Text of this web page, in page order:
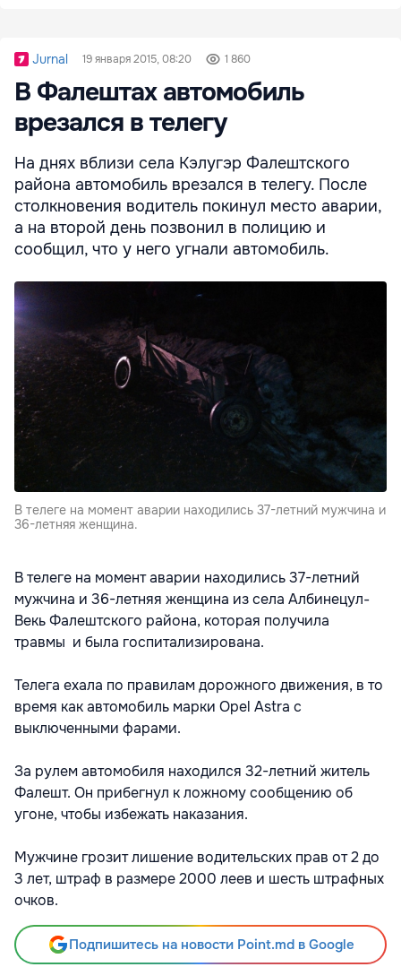
Jurnal 19 января 2015, 08:20 1 860
В Фалештах автомобиль
врезался в телегу
На днях вблизи села Кэлугэр Фалештского
района автомобиль врезался в телегу. После
столкновения водитель покинул место аварии,
а на второй день позвонил в полицию и
сообщил, что у него угнали автомобиль.
В телеге на момент аварии находились 37-летний мужчина и
36-летняя женщина.
В телеге на момент аварии находились 37-летний
мужчина и 36-летняя женщина из села Албинецул-
Векь Фалештского района, которая получила
травмы и была госпитализирована.
Телега ехала по правилам дорожного движения, в то
время как автомобиль марки Opel Astra с
выключенными фарами.
За рулем автомобиля находился 32-летний житель
Фалешт. Он прибегнул к ложному сообщению об
угоне, чтобы избежать наказания.
Мужчине грозит лишение водительских прав от 2 до
3 лет, штраф в размере 2000 леев и шесть штрафных
очков.
Подпишитесь на новости Point.md в Google